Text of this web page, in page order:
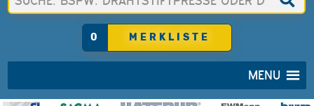
0 MERKLISTE
MENU